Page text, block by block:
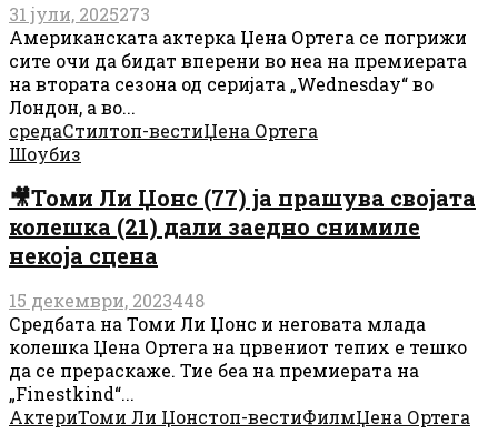
31 јули, 2025273
Американската актерка Џена Ортега се погрижи
сите очи да бидат вперени во неа на премиерата
на втората сезона од серијата „Wednesday“ во
Лондон, а во...
средаСтилтоп-вестиЏена Ортега
Шоубиз
🎥Томи Ли Џонс (77) ја прашува својата
колешка (21) дали заедно снимиле
некоја сцена
15 декември, 2023448
Средбата на Томи Ли Џонс и неговата млада
колешка Џена Ортега на црвениот тепих е тешко
да се прераскаже. Тие беа на премиерата на
„Finestkind“...
АктериТоми Ли Џонстоп-вестиФилмЏена Ортега